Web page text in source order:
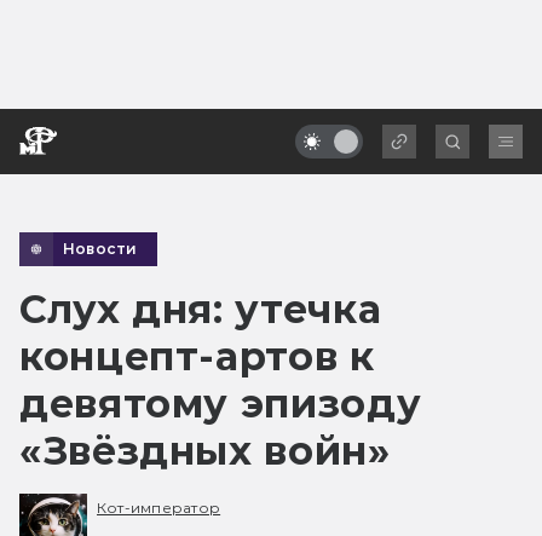
Новости
Слух дня: утечка
концепт-артов к
девятому эпизоду
«Звёздных войн»
Кот-император